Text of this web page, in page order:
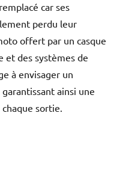
car ses
perdu leur
offert par un casque
et des systèmes de
à envisager un
ainsi une
sortie.